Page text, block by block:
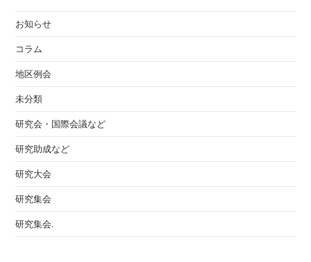
お知らせ
コラム
地区例会
未分類
研究会・国際会議など
研究助成など
研究大会
研究集会
研究集会.